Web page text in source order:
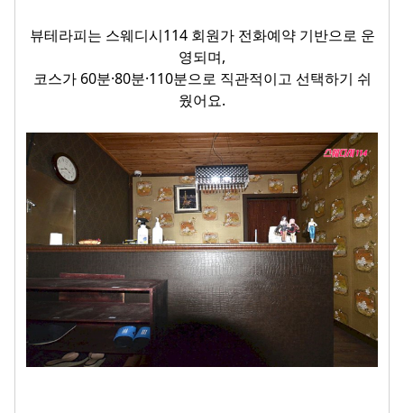
뷰테라피는 스웨디시114 회원가 전화예약 기반으로 운
영되며,
코스가 60분·80분·110분으로 직관적이고 선택하기 쉬
웠어요.